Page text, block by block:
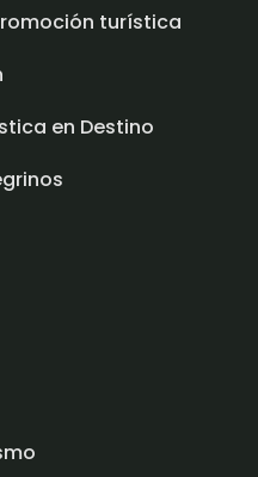
turística
en Destino